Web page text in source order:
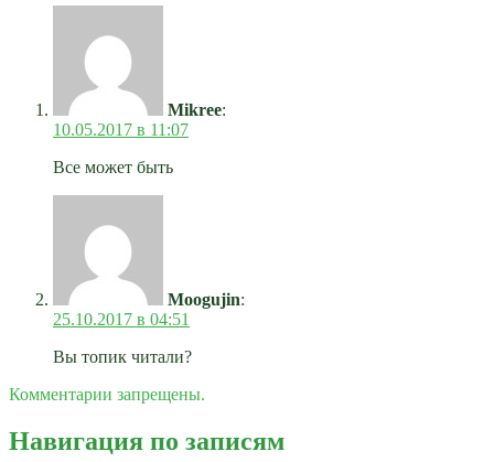
Mikree:
10.05.2017 в 11:07
Все может быть
Moogujin:
25.10.2017 в 04:51
Вы топик читали?
Комментарии запрещены.
Навигация по записям